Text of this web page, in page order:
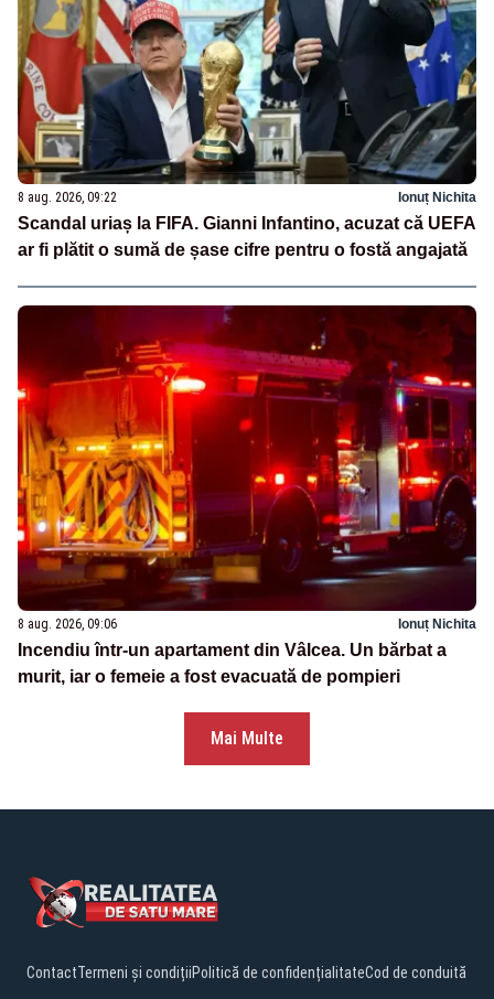
8 aug. 2026, 09:22 Ionuț Nichita
Scandal uriaș la FIFA. Gianni Infantino, acuzat că UEFA
ar fi plătit o sumă de șase cifre pentru o fostă angajată
8 aug. 2026, 09:06 Ionuț Nichita
Incendiu într-un apartament din Vâlcea. Un bărbat a
murit, iar o femeie a fost evacuată de pompieri
Mai Multe
ContactTermeni și condițiiPolitică de confidențialitateCod de conduită